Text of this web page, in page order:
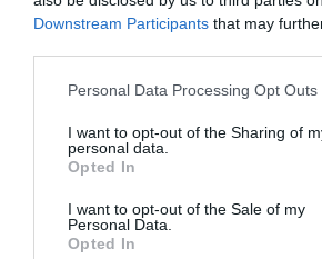
Downstream Participants that may
Personal Data Processing Opt Outs
I want to opt-out of the Sharing of
personal data.
Opted In
I want to opt-out of the Sale of my
Personal Data.
Opted In
jelentkezését
HÁROMSZÉK, HÍRLISTA
Három hely maradt